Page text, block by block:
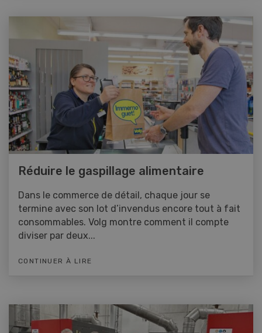
Réduire le gaspillage alimentaire
Dans le commerce de détail, chaque jour se
termine avec son lot d’invendus encore tout à fait
consommables. Volg montre comment il compte
diviser par deux...
CONTINUER À LIRE